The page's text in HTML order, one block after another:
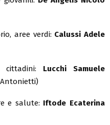
aree verdi: Calussi Adele
cittadini: Lucchi Samuele
Antonietti)
e salute: Iftode Ecaterina